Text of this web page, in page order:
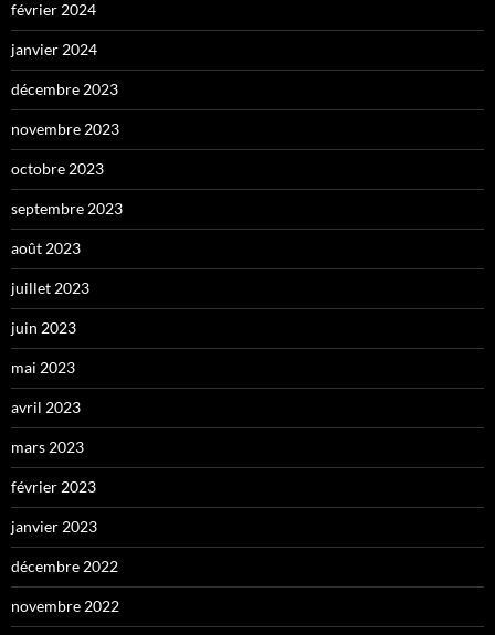
février 2024
janvier 2024
décembre 2023
novembre 2023
octobre 2023
septembre 2023
août 2023
juillet 2023
juin 2023
mai 2023
avril 2023
mars 2023
février 2023
janvier 2023
décembre 2022
novembre 2022